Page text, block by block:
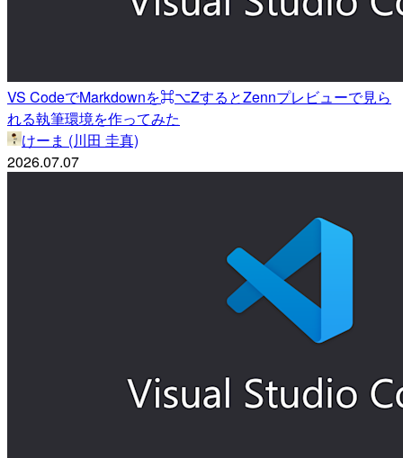
VS CodeでMarkdownを⌘⌥ZするとZennプレビューで見ら
れる執筆環境を作ってみた
けーま (川田 圭真)
2026.07.07